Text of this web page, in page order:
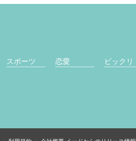
スポーツ 恋愛 ビックリ